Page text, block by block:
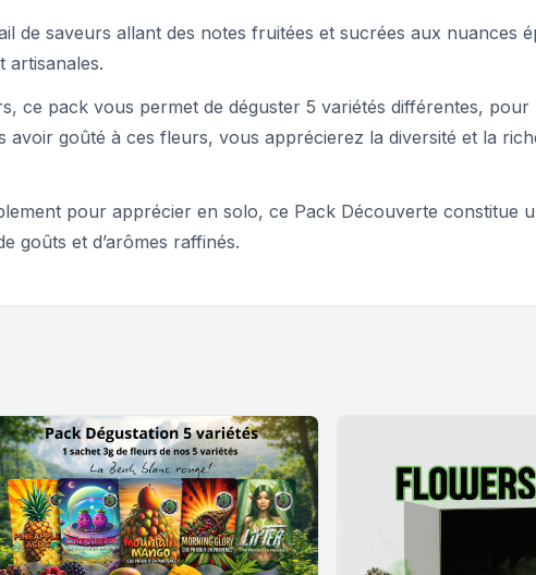
de saveurs allant des notes fruitées et sucrées aux nuances
artisanales.
ce pack vous permet de déguster 5 variétés différentes,
avoir goûté à ces fleurs, vous apprécierez la diversité et la
pour apprécier en solo, ce Pack Découverte constitue
goûts et d’arômes raffinés.